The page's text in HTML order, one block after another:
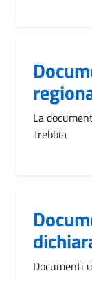
La
Trebbia
Documenti